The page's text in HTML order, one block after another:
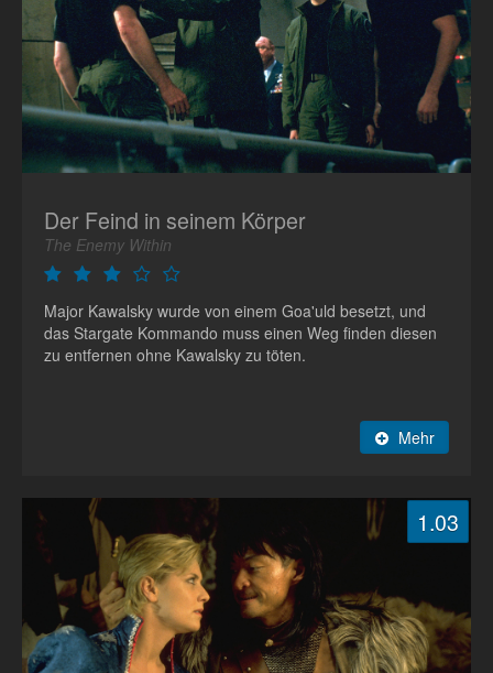
Der Feind in seinem Körper
The Enemy Within
Major Kawalsky wurde von einem Goa'uld besetzt, und
das Stargate Kommando muss einen Weg finden diesen
zu entfernen ohne Kawalsky zu töten.
Mehr
1.03